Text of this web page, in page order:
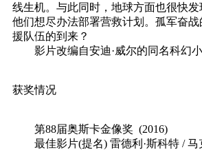
线生机。与此同时，地球方面也很快发
他们想尽办法部署营救计划。孤军奋
援队伍的到来？
影片改编自安迪·威尔的同名科幻小
获奖情况
第88届奥斯卡金像奖 (2016)
最佳影片(提名) 雷德利·斯科特 / 马